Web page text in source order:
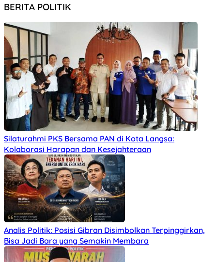
BERITA POLITIK
Silaturahmi PKS Bersama PAN di Kota Langsa:
Kolaborasi Harapan dan Kesejahteraan
Analis Politik: Posisi Gibran Disimbolkan Terpinggirkan,
Bisa Jadi Bara yang Semakin Membara